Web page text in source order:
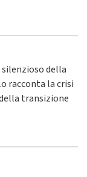
della
racconta la crisi
transizione